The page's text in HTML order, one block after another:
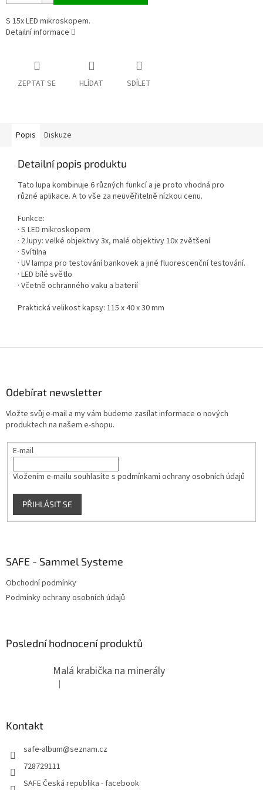
S 15x LED mikroskopem.
Detailní informace
ZEPTAT SE HLÍDAT SDÍLET
Popis Diskuze
Detailní popis produktu
Tato lupa kombinuje 6 různých funkcí a je proto vhodná pro
různé aplikace. A to vše za neuvěřitelně nízkou cenu.
Funkce:
· S LED mikroskopem
· 2 lupy: velké objektivy 3x, malé objektivy 10x zvětšení
· Svítilna
· UV lampa pro testování bankovek a jiné fluorescenční testování.
· LED bílé světlo
· Včetně ochranného vaku a baterií
Praktická velikost kapsy: 115 x 40 x 30 mm
Odebírat newsletter
Vložte svůj e-mail a my vám budeme zasílat informace o nových
produktech na našem e-shopu.
E-mail
Vložením e-mailu souhlasíte s podmínkami ochrany osobních údajů
PŘIHLÁSIT SE
SAFE - Sammel Systeme
Obchodní podmínky
Podmínky ochrany osobních údajů
Poslední hodnocení produktů
Malá krabička na minerály
Hodnocení produktu je 4 z 5 hvězdiček.
|
Kontakt
safe-album@seznam.cz
728729111
SAFE Česká republika - facebook